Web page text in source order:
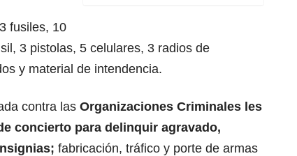
fusiles, 10
3 pistolas, 5 celulares, 3 radios de
y material de intendencia.
contra las Organizaciones Criminales les
concierto para delinquir agravado,
fabricación, tráfico y porte de armas